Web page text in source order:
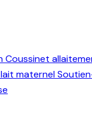
Coussinet
maternel